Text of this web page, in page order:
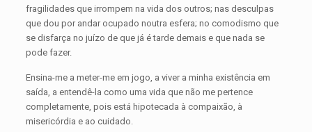
fragilidades que irrompem na vida dos outros; nas desculpas
que dou por andar ocupado noutra esfera; no comodismo que
se disfarça no juízo de que já é tarde demais e que nada se
pode fazer.
Ensina-me a meter-me em jogo, a viver a minha existência em
saída, a entendê-la como uma vida que não me pertence
completamente, pois está hipotecada à compaixão, à
misericórdia e ao cuidado.